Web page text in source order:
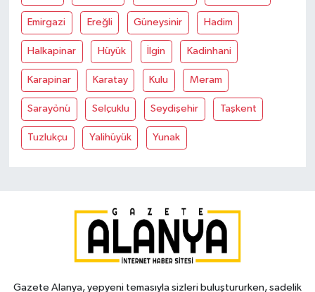
Emirgazi Ereğli Güneysinir Hadim
Halkapinar Hüyük İlgin Kadinhani
Karapinar Karatay Kulu Meram
Sarayönü Selçuklu Seydişehir Taşkent
Tuzlukçu Yalihüyük Yunak
Gazete Alanya, yepyeni temasıyla sizleri buluştururken, sadelik